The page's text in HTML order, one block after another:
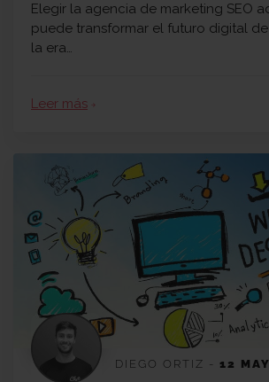
Elegir la agencia de marketing SEO
puede transformar el futuro digital de
la era…
Leer más arrow_forward
DIEGO ORTIZ - 12